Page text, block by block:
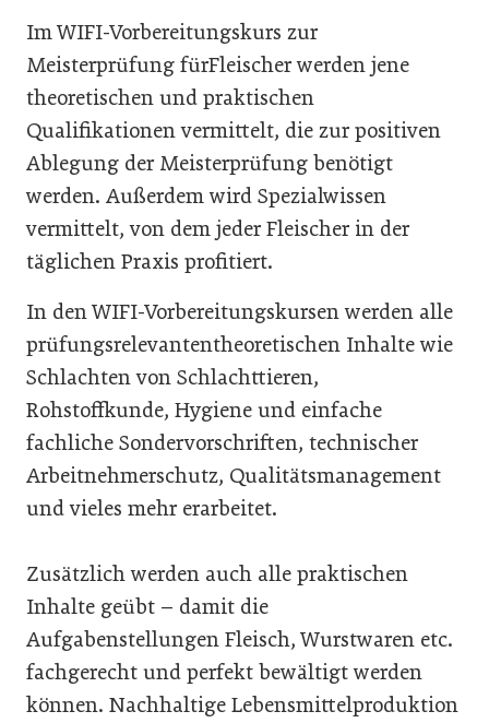
Im WIFI-Vorbereitungskurs zur
Meisterprüfung fürFleischer werden jene
theoretischen und praktischen
Qualifikationen vermittelt, die zur positiven
Ablegung der Meisterprüfung benötigt
werden. Außerdem wird Spezialwissen
vermittelt, von dem jeder Fleischer in der
täglichen Praxis profitiert.
In den WIFI-Vorbereitungskursen werden alle
prüfungsrelevantentheoretischen Inhalte wie
Schlachten von Schlachttieren,
Rohstoffkunde, Hygiene und einfache
fachliche Sondervorschriften, technischer
Arbeitnehmerschutz, Qualitätsmanagement
und vieles mehr erarbeitet.
Zusätzlich werden auch alle praktischen
Inhalte geübt – damit die
Aufgabenstellungen Fleisch, Wurstwaren etc.
fachgerecht und perfekt bewältigt werden
können. Nachhaltige Lebensmittelproduktion